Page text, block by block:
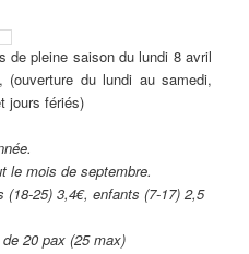
de pleine saison du lundi 8 avril
du lundi au samedi,
jours fériés)
le mois de septembre.
25) 3,4€, enfants (7-17) 2,5
20 pax (25 max)